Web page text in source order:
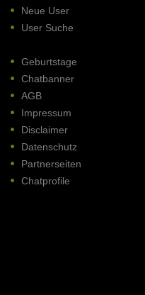
Neue User
User Suche
Geburtstage
Chatbanner
AGB
Impressum
Disclaimer
Datenschutz
Partnerseiten
Chatprofile